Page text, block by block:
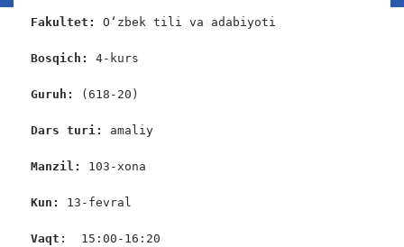
Fakultet: O‘zbek tili va adabiyoti
Bosqich: 4-kurs
Guruh: (618-20)
Dars turi: amaliy
Manzil: 103-xona
Kun: 13-fevral
Vaqt :  15:00-16:20